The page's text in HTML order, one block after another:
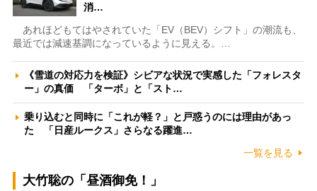
消…
あれほどもてはやされていた「EV（BEV）シフト」の潮流も、
最近では減速基調になっているように見える。…
《雪道の対応力を検証》シビアな状況で実感した「フォレスタ
ー」の真価 「ターボ」と「スト…
乗り込むと同時に「これが軽？」と戸惑うのには理由があっ
た 「日産ルークス」さらなる躍進…
一覧を見る
大竹聡の「昼酒御免！」